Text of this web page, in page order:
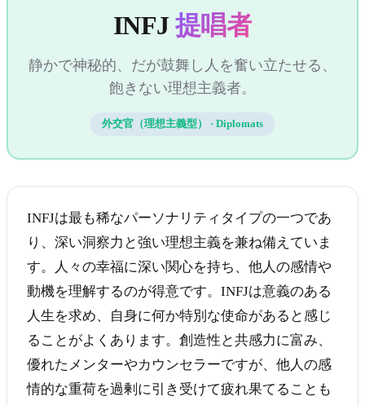
INFJ 提唱者
静かで神秘的、だが鼓舞し人を奮い立たせる、
飽きない理想主義者。
外交官（理想主義型） · Diplomats
INFJは最も稀なパーソナリティタイプの一つであ
り、深い洞察力と強い理想主義を兼ね備えていま
す。人々の幸福に深い関心を持ち、他人の感情や
動機を理解するのが得意です。INFJは意義のある
人生を求め、自身に何か特別な使命があると感じ
ることがよくあります。創造性と共感力に富み、
優れたメンターやカウンセラーですが、他人の感
情的な重荷を過剰に引き受けて疲れ果てることも